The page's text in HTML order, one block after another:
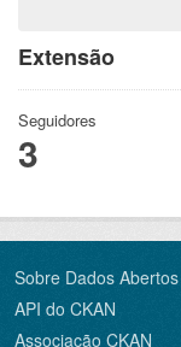
Extensão
Seguidores
3
Sobre Dados
API do CKAN
Associação CKAN